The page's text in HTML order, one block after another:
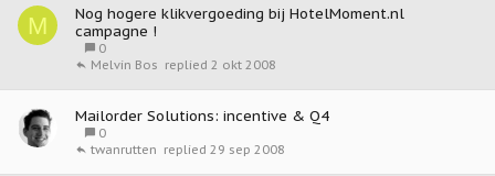
M
Nog hogere klikvergoeding bij HotelMoment.nl
campagne !
0
2 okt 2008
Melvin Bos
Mailorder Solutions: incentive & Q4
0
29 sep 2008
twanrutten